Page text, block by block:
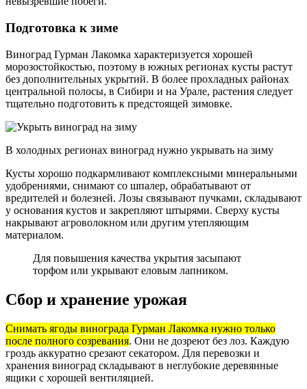
Подготовка к зиме
Виноград Гурман Лакомка характеризуется хорошей
морозостойкостью, поэтому в южных регионах кусты растут
без дополнительных укрытий. В более прохладных районах
центральной полосы, в Сибири и на Урале, растения следует
тщательно подготовить к предстоящей зимовке.
В холодных регионах виноград нужно укрывать на зиму
Кусты хорошо подкармливают комплексными минеральными
удобрениями, снимают со шпалер, обрабатывают от
вредителей и болезней. Лозы связывают пучками, складывают
у основания кустов и закрепляют штырями. Сверху кусты
накрывают агроволокном или другим утепляющим
материалом.
Для повышения качества укрытия засыпают
торфом или укрывают еловым лапником.
Сбор и хранение урожая
Снимать ягоды винограда Гурман Лакомка нужно только
после полного созревания. Они не дозреют без лоз. Каждую
гроздь аккуратно срезают секатором. Для перевозки и
хранения виноград складывают в неглубокие деревянные
ящики с хорошей вентиляцией.